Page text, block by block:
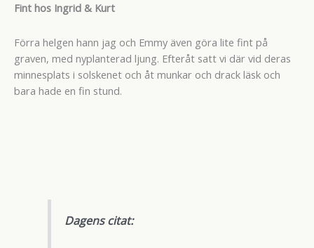
Fint hos Ingrid & Kurt
Förra helgen hann jag och Emmy även göra lite fint på
graven, med nyplanterad ljung. Efteråt satt vi där vid deras
minnesplats i solskenet och åt munkar och drack läsk och
bara hade en fin stund.
Dagens citat: